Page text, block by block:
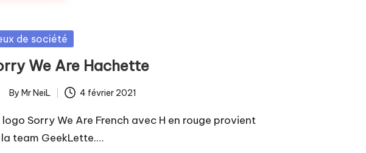
de société
We Are Hachette
By Mr NeiL 4 février 2021
logo Sorry We Are French avec H en rouge provient
team GeekLette.…